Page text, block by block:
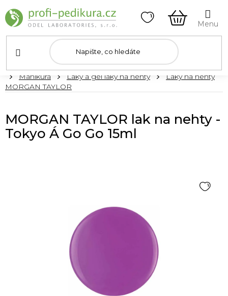
na
obsah
NÁKUPNÍ
KOŠÍK
DomůManikúra Laky a gel laky na nehty
Laky na nehty
MORGAN TAYLOR
MORGAN TAYLOR lak na nehty -
Tokyo Á Go Go 15ml